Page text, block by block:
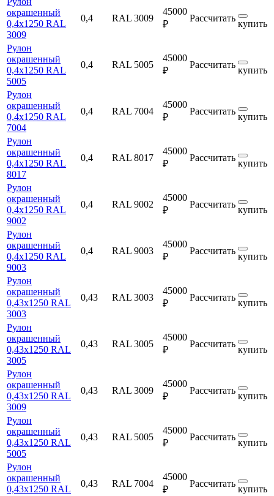
окрашенный
0,4х1250 RAL
3009
0,4 RAL 3009
45000
₽
Рассчитать
купить
Рулон
окрашенный
0,4х1250 RAL
5005
0,4 RAL 5005
45000
₽
Рассчитать
купить
Рулон
окрашенный
0,4х1250 RAL
7004
0,4 RAL 7004
45000
₽
Рассчитать
купить
Рулон
окрашенный
0,4х1250 RAL
8017
0,4 RAL 8017
45000
₽
Рассчитать
купить
Рулон
окрашенный
0,4х1250 RAL
9002
0,4 RAL 9002
45000
₽
Рассчитать
купить
Рулон
окрашенный
0,4х1250 RAL
9003
0,4 RAL 9003
45000
₽
Рассчитать
купить
Рулон
окрашенный
0,43х1250 RAL
3003
0,43 RAL 3003
45000
₽
Рассчитать
купить
Рулон
окрашенный
0,43х1250 RAL
3005
0,43 RAL 3005
45000
₽
Рассчитать
купить
Рулон
окрашенный
0,43х1250 RAL
3009
0,43 RAL 3009
45000
₽
Рассчитать
купить
Рулон
окрашенный
0,43х1250 RAL
5005
0,43 RAL 5005
45000
₽
Рассчитать
купить
Рулон
окрашенный
0,43х1250 RAL
0,43 RAL 7004
45000
₽
Рассчитать
купить